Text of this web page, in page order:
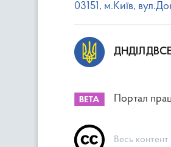
03151, м.Київ,
ДНДІЛДВСЕ
Портал
Весь контент